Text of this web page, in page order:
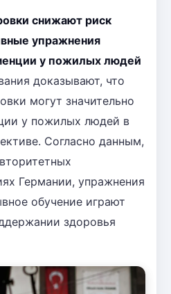
снижают риск
упражнения
у пожилых людей
доказывают, что
могут значительно
у пожилых людей в
Согласно данным,
Германии, упражнения
обучение играют
здоровья